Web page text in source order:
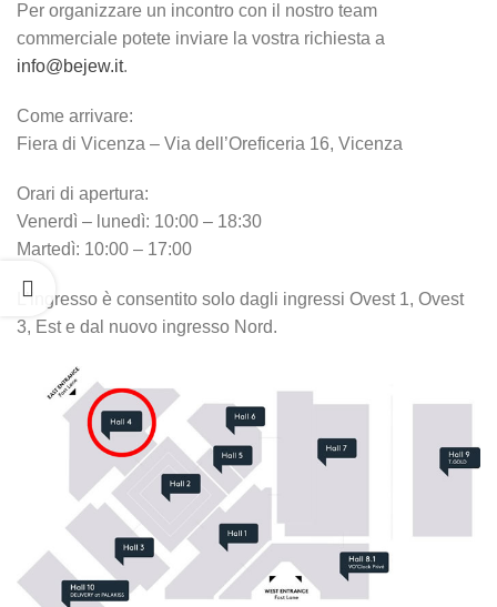
Per organizzare un incontro con il nostro team
commerciale potete inviare la vostra richiesta a
info@bejew.it.
Come arrivare:
Fiera di Vicenza – Via dell’Oreficeria 16, Vicenza
Orari di apertura:
Venerdì – lunedì: 10:00 – 18:30
Martedì: 10:00 – 17:00
L’ingresso è consentito solo dagli ingressi Ovest 1, Ovest
3, Est e dal nuovo ingresso Nord.